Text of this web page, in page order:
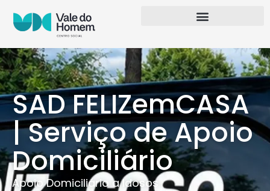
SAD FELIZemCASA
| Serviço de Apoio
Domiciliário
Apoio Domiciliário a Idosos